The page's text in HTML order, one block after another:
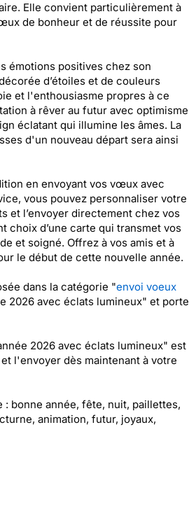
Elle convient particulièrement à
de bonheur et de réussite pour
émotions positives chez son
d’étoiles et de couleurs
et l'enthousiasme propres à ce
à rêver au futur avec optimisme
éclatant qui illumine les âmes. La
d'un nouveau départ sera ainsi
en envoyant vos vœux avec
vous pouvez personnaliser votre
et l’envoyer directement chez vos
choix d’une carte qui transmet vos
et soigné. Offrez à vos amis et à
le début de cette nouvelle année.
dans la catégorie "envoi voeux
2026 avec éclats lumineux" et porte
2026 avec éclats lumineux" est
l'envoyer dès maintenant à votre
bonne année, fête, nuit, paillettes,
animation, futur, joyaux,